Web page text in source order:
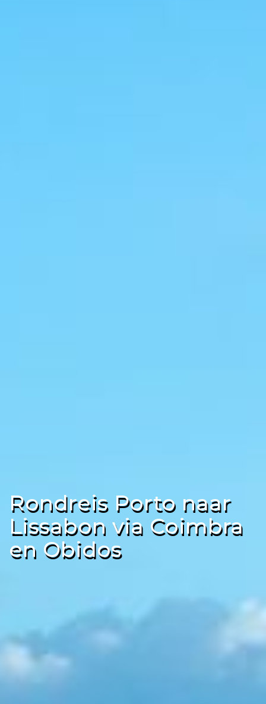
Rondreis Porto naar
Lissabon via Coimbra
en Obidos